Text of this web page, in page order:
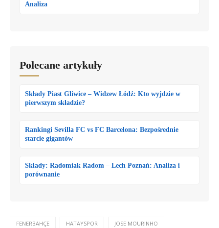
Analiza
Polecane artykuły
Składy Piast Gliwice – Widzew Łódź: Kto wyjdzie w
pierwszym składzie?
Rankingi Sevilla FC vs FC Barcelona: Bezpośrednie
starcie gigantów
Składy: Radomiak Radom – Lech Poznań: Analiza i
porównanie
FENERBAHÇE HATAYSPOR JOSE MOURINHO